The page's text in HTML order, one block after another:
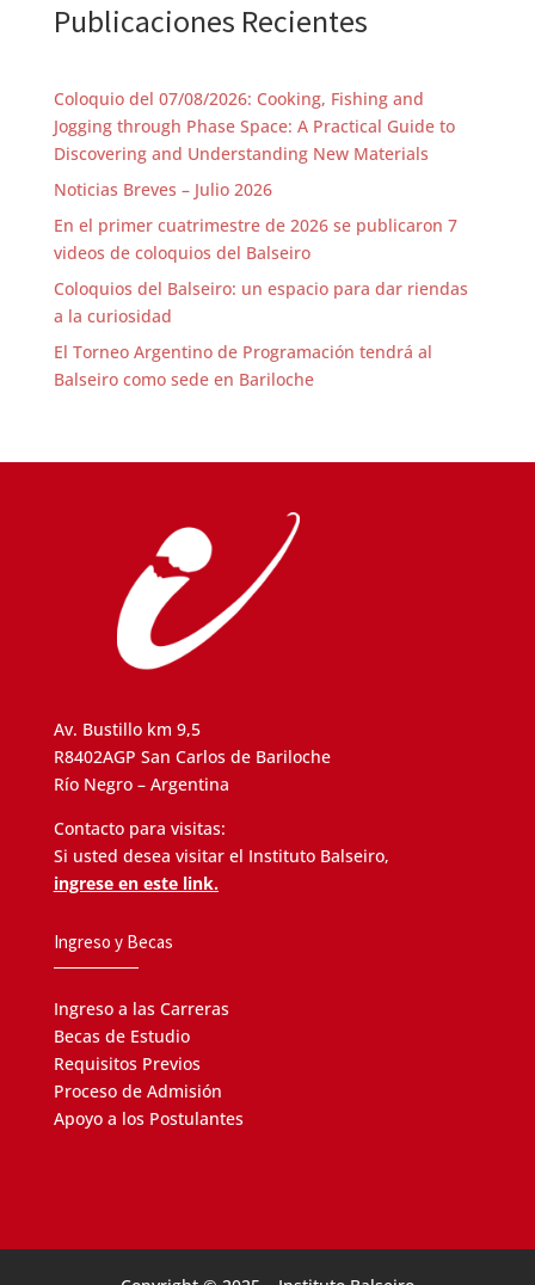
Publicaciones Recientes
Coloquio del 07/08/2026: Cooking, Fishing and
Jogging through Phase Space: A Practical Guide to
Discovering and Understanding New Materials
Noticias Breves – Julio 2026
En el primer cuatrimestre de 2026 se publicaron 7
videos de coloquios del Balseiro
Coloquios del Balseiro: un espacio para dar riendas
a la curiosidad
El Torneo Argentino de Programación tendrá al
Balseiro como sede en Bariloche
Av. Bustillo km 9,5
R8402AGP San Carlos de Bariloche
Río Negro – Argentina
Contacto para visitas:
Si usted desea visitar el Instituto Balseiro,
ingrese en este link.
Ingreso y Becas
Ingreso a las Carreras
Becas de Estudio
Requisitos Previos
Proceso de Admisión
Apoyo a los Postulantes